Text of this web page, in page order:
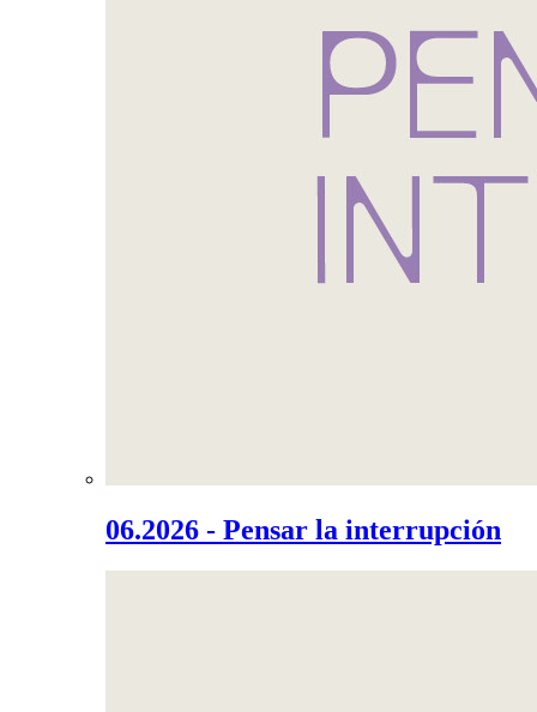
06.2026 - Pensar la interrupción